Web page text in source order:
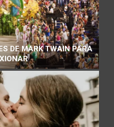
DE MARK TWAIN PARA